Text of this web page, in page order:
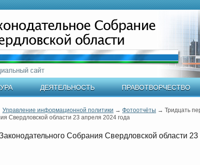
ДЕЯТЕЛЬНОСТЬ ПРАВОТВОРЧЕСТВО
Управление информационной политики → Фотоотчёты → Тридцать
Свердловской области 23 апреля 2024 года
Собрания Свердловской области 23